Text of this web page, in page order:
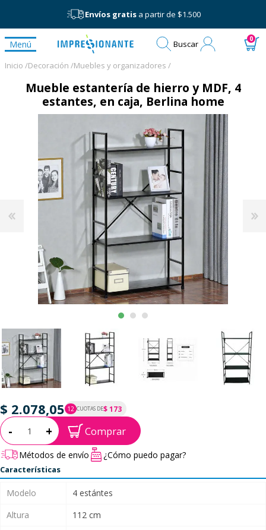
Envíos gratisa partir de $1.500
Menú Buscar 0
Inicio /Decoración /Muebles y organizadores /
Mueble estantería de hierro y MDF, 4
estantes, en caja, Berlina home
$ 2.078,05 12 CUOTAS DE$ 173
P.T.F. $ 2.078
Cantidad:
- + Comprar
Métodos de envío ¿Cómo puedo pagar?
Características
Modelo
4 estántes
Altura
112 cm